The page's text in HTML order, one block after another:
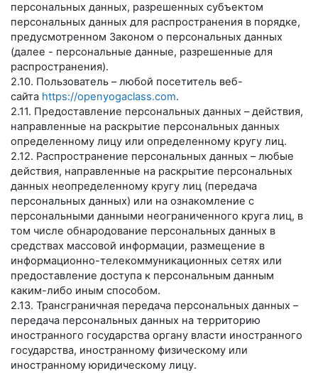
персональных данных, разрешенных субъектом
персональных данных для распространения в порядке,
предусмотренном Законом о персональных данных
(далее - персональные данные, разрешенные для
распространения).
2.10. Пользователь – любой посетитель веб-
сайта https://openyogaclass.com.
2.11. Предоставление персональных данных – действия,
направленные на раскрытие персональных данных
определенному лицу или определенному кругу лиц.
2.12. Распространение персональных данных – любые
действия, направленные на раскрытие персональных
данных неопределенному кругу лиц (передача
персональных данных) или на ознакомление с
персональными данными неограниченного круга лиц, в
том числе обнародование персональных данных в
средствах массовой информации, размещение в
информационно-телекоммуникационных сетях или
предоставление доступа к персональным данным
каким-либо иным способом.
2.13. Трансграничная передача персональных данных –
передача персональных данных на территорию
иностранного государства органу власти иностранного
государства, иностранному физическому или
иностранному юридическому лицу.